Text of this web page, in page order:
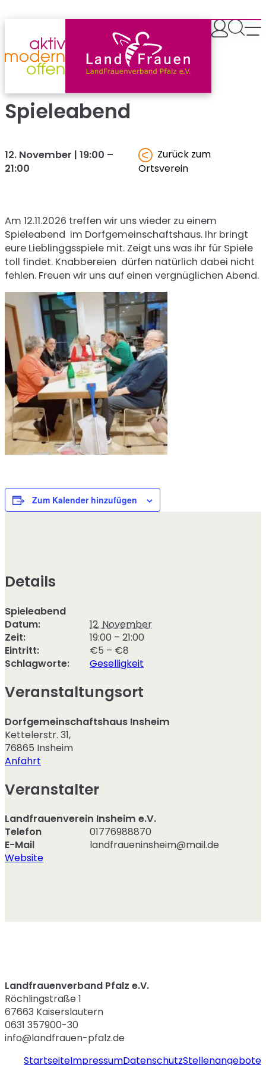
springen
Spieleabend
12. November | 19:00 –
21:00
Zurück zum
Ortsverein
Am 12.11.2026 treffen wir uns wieder zu einem
Spieleabend im Dorfgemeinschaftshaus. Ihr bringt
eure Lieblinggsspiele mit. Zeigt uns was ihr für Spiele
toll findet. Knabbereien dürfen natürlich dabei nicht
fehlen. Freuen wir uns auf einen vergnüglichen Abend.
Zum Kalender hinzufügen
Details
Spieleabend
Datum:
12. November
Zeit:
19:00 – 21:00
Eintritt:
€5 – €8
Schlagworte:
Geselligkeit
Veranstaltungsort
Dorfgemeinschaftshaus Insheim
Kettelerstr. 31,
76865 Insheim
Anfahrt
Veranstalter
Landfrauenverein Insheim e.V.
Telefon
01776988870
E-Mail
landfraueninsheim@mail.de
Website
Landfrauenverband Pfalz e.V.
Röchlingstraße 1
67663 Kaiserslautern
0631 357900-30
info@landfrauen-pfalz.de
StartseiteImpressumDatenschutzStellenangebote